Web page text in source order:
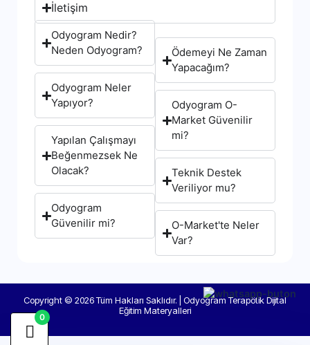
İletişim
Odyogram Nedir?
Neden Odyogram?
Odyogram Neler
Yapıyor?
Yapılan Çalışmayı
Beğenmezsek Ne
Olacak?
Odyogram
Güvenilir mi?
Ödemeyi Ne Zaman
Yapacağım?
Odyogram O-
Market Güvenilir
mi?
Teknik Destek
Veriliyor mu?
O-Market'te Neler
Var?
Copyright © 2026 Tüm Hakları Saklıdır. | Odyogram Terapötik Dijital
Eğitim Materyalleri
0